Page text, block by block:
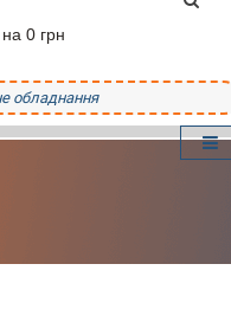
0 грн
обладнання